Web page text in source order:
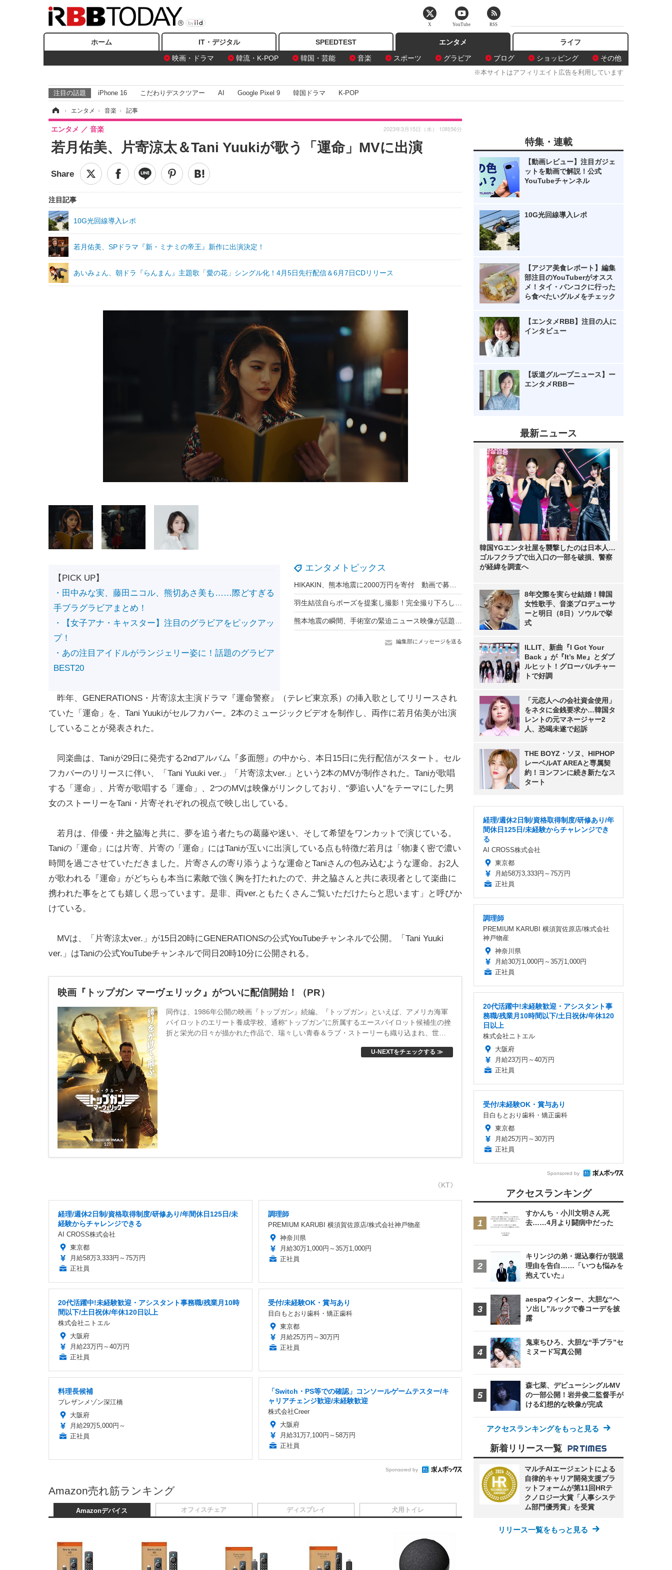
ホーム IT・デジタル SPEEDTEST
エンタメ
映画・ドラマ
韓流・K-POP 韓国・芸能 音楽 スポーツ グラビア ブログ ショッピング その他
ライフ
※本サイトはアフィリエイト広告を利用しています
注目の話題 iPhone 16 こだわりデスクツアー AI Google Pixel 9 韓国ドラマ K-POP
› エンタメ › 音楽 › 記事
若月佑美、片寄涼太＆Tani Yuukiが歌う「運命」MVに出演
エンタメ 音楽 2023年3月15日（水） 10時56分
注目記事
10G光回線導入レポ
若月佑美、SPドラマ『新・ミナミの帝王』新作に出演決定！
あいみょん、朝ドラ『らんまん』主題歌「愛の花」シングル化！4月5日先行配信＆6月7日CDリリース
エンタメトピックス
編集部にメッセージを送る
【PICK UP】
・田中みな実、藤田ニコル、熊切あさ美も……際どすぎる
手ブラグラビアまとめ！
・【女子アナ・キャスター】注目のグラビアをピックアッ
プ！
・あの注目アイドルがランジェリー姿に！話題のグラビア
BEST20
昨年、GENERATIONS・片寄涼太主演ドラマ『運命警察』（テレビ東京系）の挿入歌としてリリースされ
ていた「運命」を、Tani Yuukiがセルフカバー。2本のミュージックビデオを制作し、両作に若月佑美が出演
していることが発表された。
同楽曲は、Taniが29日に発売する2ndアルバム『多面態』の中から、本日15日に先行配信がスタート。セル
フカバーのリリースに伴い、「Tani Yuuki ver.」「片寄涼太ver.」という2本のMVが制作された。Taniが歌唱
する「運命」、片寄が歌唱する「運命」、2つのMVは映像がリンクしており、“夢追い人“をテーマにした男
女のストーリーをTani・片寄それぞれの視点で映し出している。
若月は、俳優・井之脇海と共に、夢を追う者たちの葛藤や迷い、そして希望をワンカットで演じている。
Taniの「運命」には片寄、片寄の「運命」にはTaniが互いに出演している点も特徴だ若月は「物凄く密で濃い
時間を過ごさせていただきました。片寄さんの寄り添うような運命とTaniさんの包み込むような運命。お2人
が歌われる『運命』がどちらも本当に素敵で強く胸を打たれたので、井之脇さんと共に表現者として楽曲に
携われた事をとても嬉しく思っています。是非、両ver.ともたくさんご覧いただけたらと思います」と呼びか
けている。
MVは、​​「片寄涼太ver.」が15日20時にGENERATIONSの公式YouTubeチャンネルで公開。「Tani Yuuki
ver.」はTaniの公式YouTubeチャンネルで同日20時10分に公開される。
映画『トップガン マーヴェリック』がついに配信開始！（PR）
同作は、1986年公開の映画『トップガン』続編。『トップガン』といえば、アメリカ海軍
パイロットのエリート養成学校、通称“トップガン”に所属するエースパイロット候補生の挫
折と栄光の日々が描かれた作品で、瑞々しい青春＆ラブ・ストーリーも織り込まれ、世界
U-NEXTをチェックする ≫
《KT》
経理/週休2日制/資格取得制度/研修あり/年間休日125日/未
経験からチャレンジできる
AI CROSS株式会社
東京都
月給58万3,333円～75万円
正社員
調理師
PREMIUM KARUBI 横須賀佐原店/株式会社神戸物産
神奈川県
月給30万1,000円～35万1,000円
正社員
20代活躍中!未経験歓迎・アシスタント事務職/残業月10時
間以下/土日祝休/年休120日以上
株式会社ニトエル
大阪府
月給23万円～40万円
正社員
受付/未経験OK・賞与あり
目白もとおり歯科・矯正歯科
東京都
月給25万円～30万円
正社員
料理長候補
プレザンメゾン深江橋
大阪府
月給29万5,000円～
正社員
「Switch・PS等での確認」コンソールゲームテスター/キ
ャリアチェンジ歓迎/未経験歓迎
株式会社Creer
大阪府
月給31万7,100円～58万円
正社員
Sponsored by
Amazon売れ筋ランキング
Amazonデバイス オフィスチェア ディスプレイ 犬用トイレ
特集・連載
【動画レビュー】注目ガジェ
ットを動画で解説！公式
YouTubeチャンネル
10G光回線導入レポ
【アジア美食レポート】編集
部注目のYouTuberがオスス
メ！タイ・バンコクに行った
ら食べたいグルメをチェック
【エンタメRBB】注目の人に
インタビュー
【坂道グループニュース】ー
エンタメRBBー
最新ニュース
韓国YGエンタ社屋を襲撃したのは日本人…
ゴルフクラブで出入口の一部を破損、警察
が経緯を調査へ
8年交際を実らせ結婚！韓国
女性歌手、音楽プロデューサ
ーと明日（8日）ソウルで挙
式
ILLIT、新曲『I Got Your
Back 』が『It’s Me』とダブ
ルヒット！グローバルチャー
トで好調
「元恋人への会社資金使用」
をネタに金銭要求か…韓国タ
レントの元マネージャー2
人、恐喝未遂で起訴
THE BOYZ・ソヌ、HIPHOP
レーベルAT AREAと専属契
約！ヨンフンに続き新たなス
タート
経理/週休2日制/資格取得制度/研修あり/年
間休日125日/未経験からチャレンジでき
る
AI CROSS株式会社
東京都
月給58万3,333円～75万円
正社員
調理師
PREMIUM KARUBI 横須賀佐原店/株式会社
神戸物産
神奈川県
月給30万1,000円～35万1,000円
正社員
20代活躍中!未経験歓迎・アシスタント事
務職/残業月10時間以下/土日祝休/年休120
日以上
株式会社ニトエル
大阪府
月給23万円～40万円
正社員
受付/未経験OK・賞与あり
目白もとおり歯科・矯正歯科
東京都
月給25万円～30万円
正社員
Sponsored by
アクセスランキング
すかんち・小川文明さん死
去……4月より闘病中だった
キリンジの弟・堀込泰行が脱退
理由を告白……「いつも悩みを
抱えていた」
aespaウィンター、大胆な“ヘ
ソ出し”ルックで春コーデを披
露
鬼束ちひろ、大胆な“手ブラ”セ
ミヌード写真公開
森七菜、デビューシングルMV
の一部公開！岩井俊二監督手が
ける幻想的な映像が完成
アクセスランキングをもっと見る
新着リリース一覧
マルチAIエージェントによる
自律的キャリア開発支援プラ
ットフォームが第11回HRテ
クノロジー大賞「人事システ
ム部門優秀賞」を受賞
リリース一覧をもっと見る
X YouTube RSS